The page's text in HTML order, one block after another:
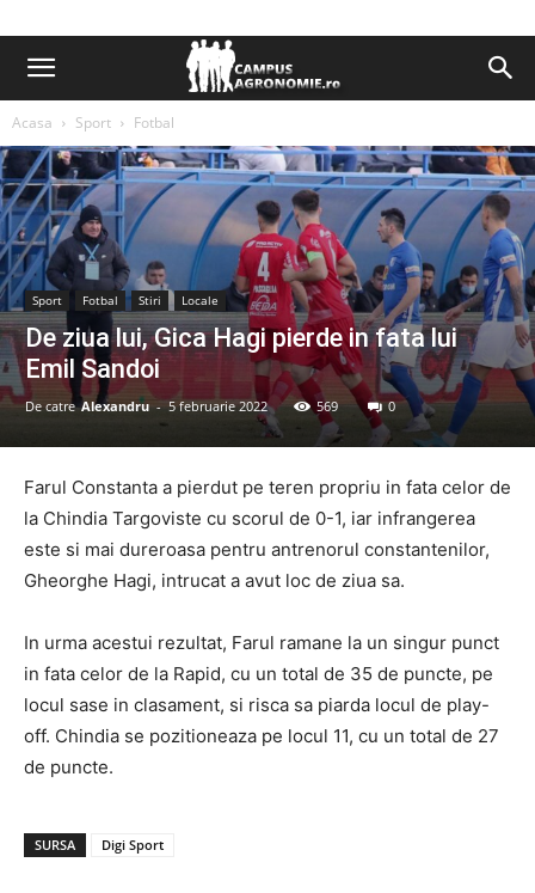
Acasa Sport Fotbal
Sport Fotbal Stiri Locale
De ziua lui, Gica Hagi pierde in fata lui
Emil Sandoi
De catre Alexandru - 5 februarie 2022 569 0
Farul Constanta a pierdut pe teren propriu in fata celor de
la Chindia Targoviste cu scorul de 0-1, iar infrangerea
este si mai dureroasa pentru antrenorul constantenilor,
Gheorghe Hagi, intrucat a avut loc de ziua sa.
In urma acestui rezultat, Farul ramane la un singur punct
in fata celor de la Rapid, cu un total de 35 de puncte, pe
locul sase in clasament, si risca sa piarda locul de play-
off. Chindia se pozitioneaza pe locul 11, cu un total de 27
de puncte.
SURSA Digi Sport